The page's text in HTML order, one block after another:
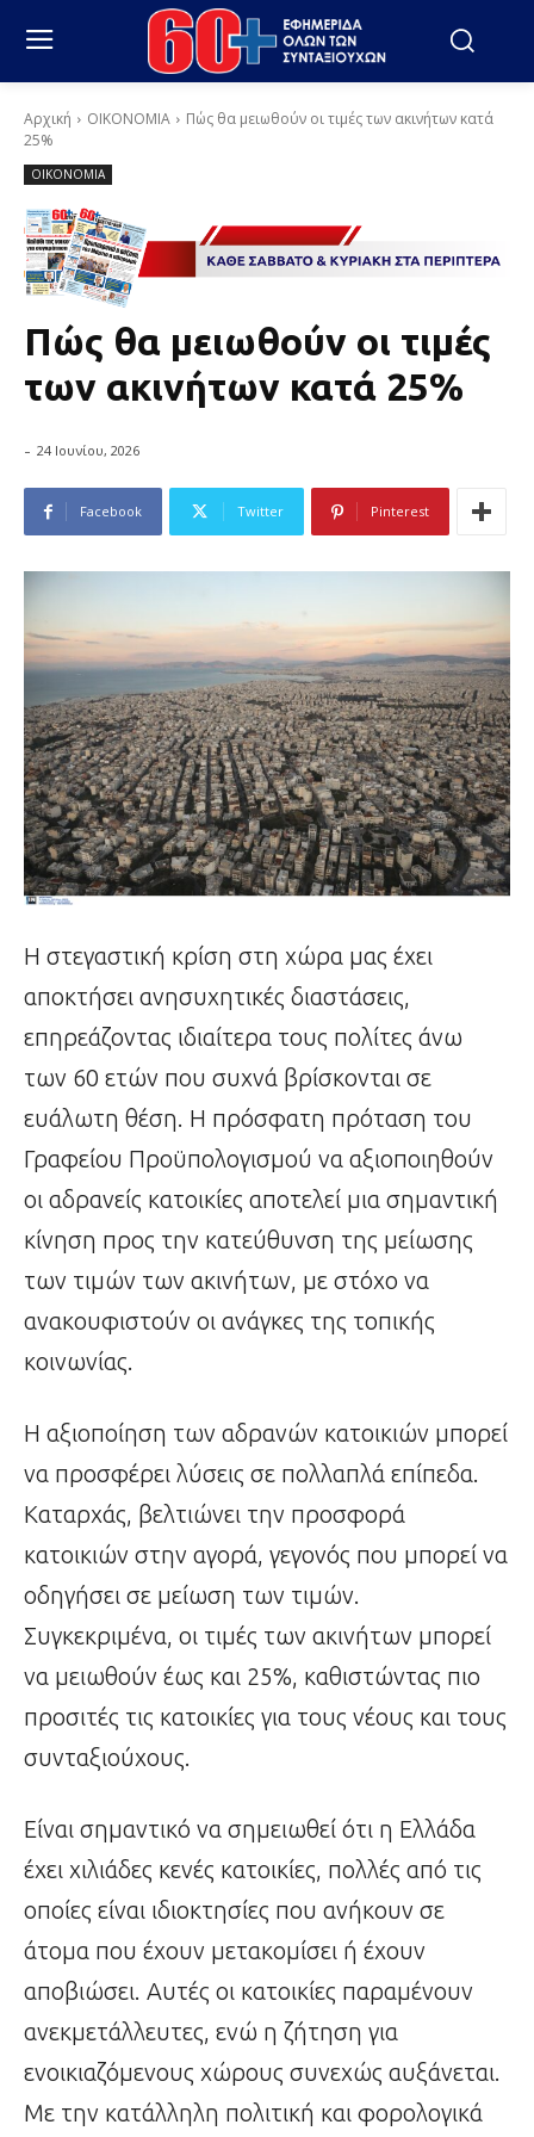
Αρχική ΟΙΚΟΝΟΜΙΑ
Πώς θα μειωθούν οι τιμές των ακινήτων κατά
25%
ΟΙΚΟΝΟΜΙΑ
Πώς θα μειωθούν οι τιμές
των ακινήτων κατά 25%
- 24 Ιουνίου, 2026
Facebook Twitter Pinterest
Η στεγαστική κρίση στη χώρα μας έχει
αποκτήσει ανησυχητικές διαστάσεις,
επηρεάζοντας ιδιαίτερα τους πολίτες άνω
των 60 ετών που συχνά βρίσκονται σε
ευάλωτη θέση. Η πρόσφατη πρόταση του
Γραφείου Προϋπολογισμού να αξιοποιηθούν
οι αδρανείς κατοικίες αποτελεί μια σημαντική
κίνηση προς την κατεύθυνση της μείωσης
των τιμών των ακινήτων, με στόχο να
ανακουφιστούν οι ανάγκες της τοπικής
κοινωνίας.
Η αξιοποίηση των αδρανών κατοικιών μπορεί
να προσφέρει λύσεις σε πολλαπλά επίπεδα.
Καταρχάς, βελτιώνει την προσφορά
κατοικιών στην αγορά, γεγονός που μπορεί να
οδηγήσει σε μείωση των τιμών.
Συγκεκριμένα, οι τιμές των ακινήτων μπορεί
να μειωθούν έως και 25%, καθιστώντας πιο
προσιτές τις κατοικίες για τους νέους και τους
συνταξιούχους.
Είναι σημαντικό να σημειωθεί ότι η Ελλάδα
έχει χιλιάδες κενές κατοικίες, πολλές από τις
οποίες είναι ιδιοκτησίες που ανήκουν σε
άτομα που έχουν μετακομίσει ή έχουν
αποβιώσει. Αυτές οι κατοικίες παραμένουν
ανεκμετάλλευτες, ενώ η ζήτηση για
ενοικιαζόμενους χώρους συνεχώς αυξάνεται.
Με την κατάλληλη πολιτική και φορολογικά